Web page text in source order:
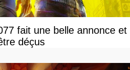
fait une belle annonce et
déçus